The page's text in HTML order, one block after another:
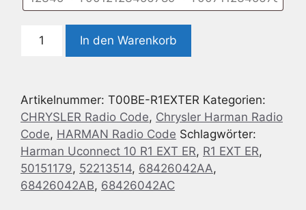
Radio
Harman
R1
EXT
ER
Menge
In den Warenkorb
Artikelnummer: T00BE-R1EXTER Kategorien:
CHRYSLER Radio Code, Chrysler Harman Radio
Code, HARMAN Radio Code Schlagwörter:
Harman Uconnect 10 R1 EXT ER, R1 EXT ER,
50151179, 52213514, 68426042AA,
68426042AB, 68426042AC